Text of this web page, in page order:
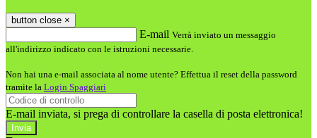
button close ×
E-mail Verrà inviato un messaggio
all'indirizzo indicato con le istruzioni necessarie.
Non hai una e-mail associata al nome utente? Effettua il reset della password
tramite la Login Spaggiari
E-mail inviata, si prega di controllare la casella di posta elettronica!